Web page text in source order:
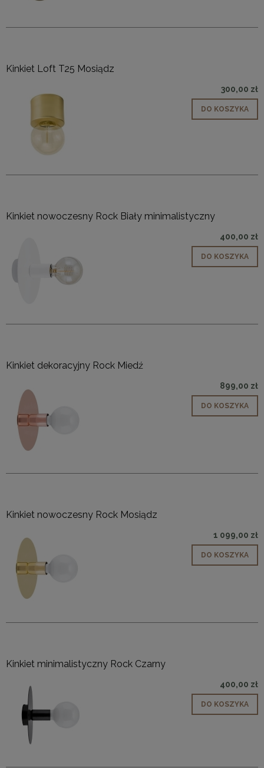
Kinkiet Loft T25 Mosiądz
300,00 zł
DO KOSZYKA
Kinkiet nowoczesny Rock Biały minimalistyczny
400,00 zł
DO KOSZYKA
Kinkiet dekoracyjny Rock Miedź
899,00 zł
DO KOSZYKA
Kinkiet nowoczesny Rock Mosiądz
1 099,00 zł
DO KOSZYKA
Kinkiet minimalistyczny Rock Czarny
400,00 zł
DO KOSZYKA